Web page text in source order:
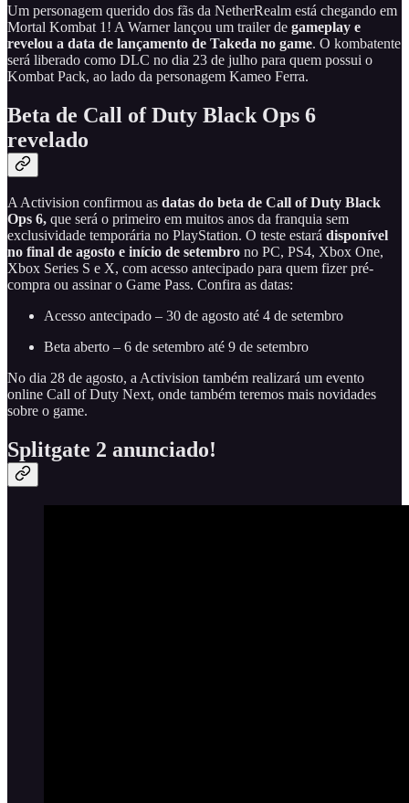
Um personagem querido dos fãs da NetherRealm está chegando em
Mortal Kombat 1! A Warner lançou um trailer de gameplay e
revelou a data de lançamento de Takeda no game. O kombatente
será liberado como DLC no dia 23 de julho para quem possui o
Kombat Pack, ao lado da personagem Kameo Ferra.
Beta de Call of Duty Black Ops 6
revelado
A Activision confirmou as datas do beta de Call of Duty Black
Ops 6, que será o primeiro em muitos anos da franquia sem
exclusividade temporária no PlayStation. O teste estará disponível
no final de agosto e início de setembro no PC, PS4, Xbox One,
Xbox Series S e X, com acesso antecipado para quem fizer pré-
compra ou assinar o Game Pass. Confira as datas:
Acesso antecipado – 30 de agosto até 4 de setembro
Beta aberto – 6 de setembro até 9 de setembro
No dia 28 de agosto, a Activision também realizará um evento
online Call of Duty Next, onde também teremos mais novidades
sobre o game.
Splitgate 2 anunciado!